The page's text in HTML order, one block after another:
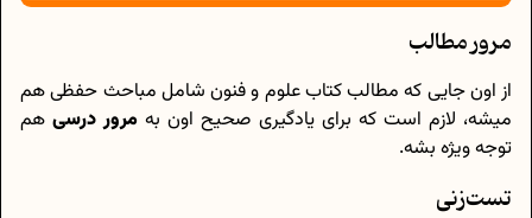
مرور مطالب
از اون جایی که مطالب کتاب علوم و فنون شامل مباحث حفظی هم
میشه، لازم است که برای یادگیری صحیح اون به مرور درسیهم
توجه ویژه بشه.
تست‌زنی